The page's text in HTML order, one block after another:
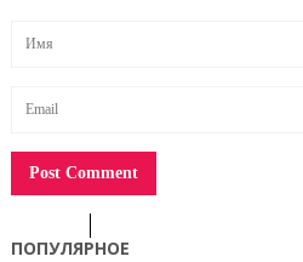
ПОПУЛЯРНОЕ